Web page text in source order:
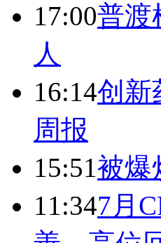
17:00普渡
人
16:14创新
周报
15:51被爆
11:347月